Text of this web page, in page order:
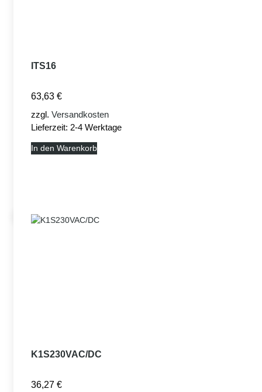
ITS16
63,63 €
zzgl. Versandkosten
Lieferzeit: 2-4 Werktage
In den Warenkorb
K1S230VAC/DC
36,27 €